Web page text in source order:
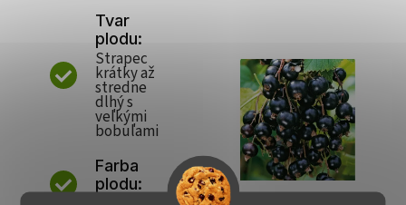
Tvar
plodu:
Strapec
krátky až
stredne
dlhý s
veľkými
bobuľami
Farba
plodu: